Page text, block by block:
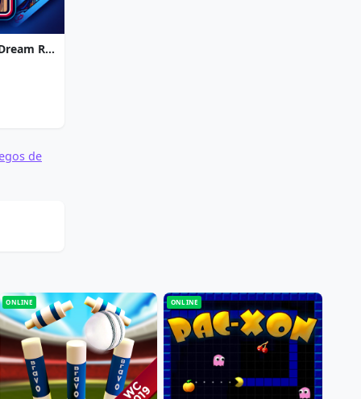
Strike Solitaire 3: Dream Resort
de
ONLINE ONLINE